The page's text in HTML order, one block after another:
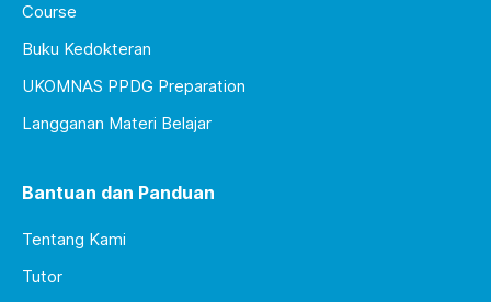
Course
Buku Kedokteran
UKOMNAS PPDG Preparation
Langganan Materi Belajar
Bantuan dan Panduan
Tentang Kami
Tutor